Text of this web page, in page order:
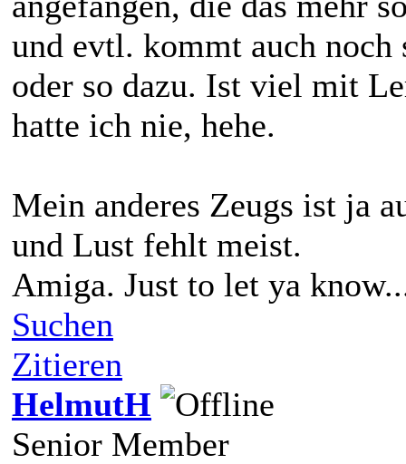
und evtl. kommt auch
oder so dazu. Ist viel mit
hatte ich nie, hehe.
Mein anderes Zeugs ist ja
und Lust fehlt meist.
Amiga. Just to let ya
Suchen
Zitieren
HelmutH
Senior Member